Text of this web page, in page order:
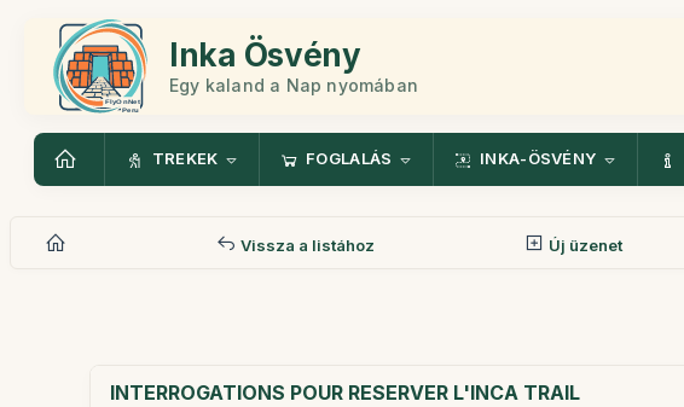
Inka Ösvény
Egy kaland a Nap nyomában
TREKEK FOGLALÁS INKA-ÖSVÉNY
Vissza a listához Új üzenet
INTERROGATIONS POUR RESERVER L'INCA TRAIL